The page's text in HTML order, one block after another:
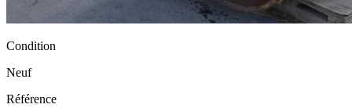
Condition
Neuf
Référence